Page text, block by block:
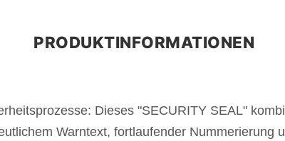
Dieses "SECURITY SEAL"
Warntext, fortlaufender Nummerierung